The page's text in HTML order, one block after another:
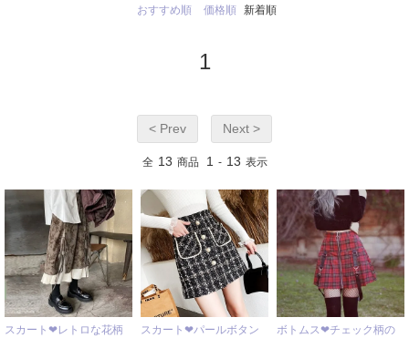
おすすめ順 価格順 新着順
1
< Prev Next >
全 13 商品 1 - 13 表示
スカート❤レトロな花柄
スカート❤パールボタン
ボトムス❤チェック柄の